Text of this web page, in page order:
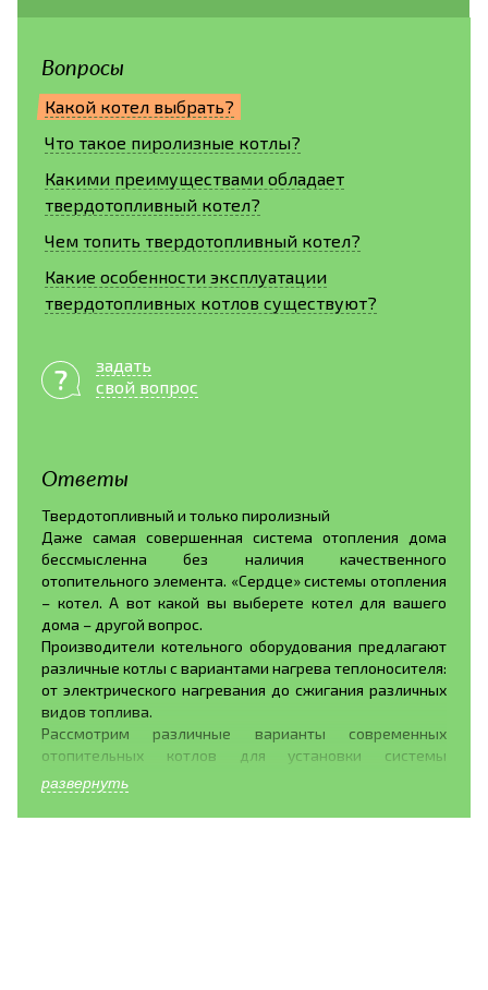
Вопросы
Какой котел выбрать?
Что такое пиролизные котлы?
Какими преимуществами обладает
твердотопливный котел?
Чем топить твердотопливный котел?
Какие особенности эксплуатации
твердотопливных котлов существуют?
задать
свой вопрос
Ответы
Твердотопливный и только пиролизный
Даже самая совершенная система отопления дома
бессмысленна без наличия качественного
отопительного элемента. «Сердце» системы отопления
– котел. А вот какой вы выберете котел для вашего
дома – другой вопрос.
Производители котельного оборудования предлагают
различные котлы с вариантами нагрева теплоносителя:
от электрического нагревания до сжигания различных
видов топлива.
Рассмотрим различные варианты современных
отопительных котлов для установки системы
отопления дома.
Газовые котлы. Газовое оборудование обладает рядом
достоинств, это- широкое распространение топлива,
развернуть